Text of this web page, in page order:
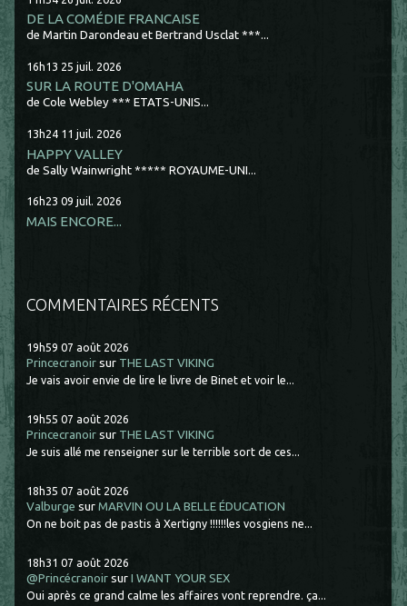
DE LA COMÉDIE FRANCAISE
de Martin Darondeau et Bertrand Usclat ***...
16h13 25 juil. 2026
SUR LA ROUTE D'OMAHA
de Cole Webley *** ETATS-UNIS...
13h24 11 juil. 2026
HAPPY VALLEY
de Sally Wainwright ***** ROYAUME-UNI...
16h23 09 juil. 2026
MAIS ENCORE...
COMMENTAIRES RÉCENTS
19h59 07 août 2026
Princecranoir sur THE LAST VIKING
Je vais avoir envie de lire le livre de Binet et voir le...
19h55 07 août 2026
Princecranoir sur THE LAST VIKING
Je suis allé me renseigner sur le terrible sort de ces...
18h35 07 août 2026
Valburge surMARVIN OU LA BELLE ÉDUCATION
On ne boit pas de pastis à Xertigny !!!!!!les vosgiens ne...
18h31 07 août 2026
@Princécranoir surI WANT YOUR SEX
Oui après ce grand calme les affaires vont reprendre. ça...